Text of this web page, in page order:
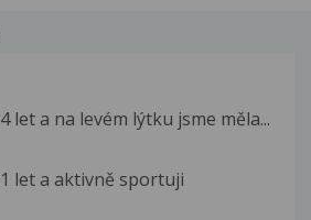
let a na levém lýtku jsme měla...
let a aktivně sportuji